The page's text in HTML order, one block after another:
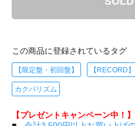
この商品に登録されているタグ
【限定盤・初回盤】 【RECORD】
カクバリズム
【プレゼントキャンペーン中！】